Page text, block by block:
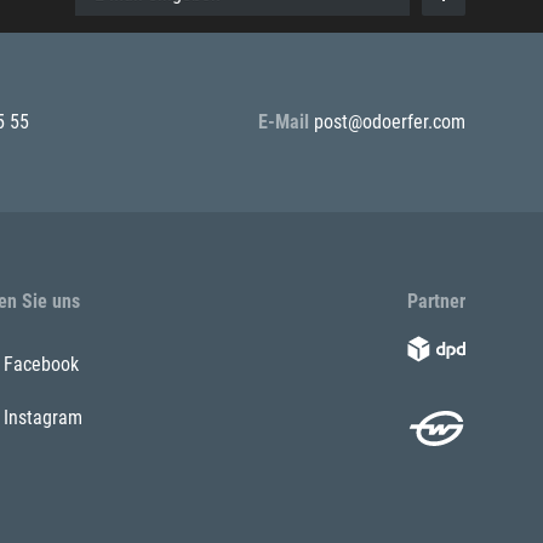
55 E-Mail post@odoerfer.com
Sie uns
Facebook
Instagram
Partner